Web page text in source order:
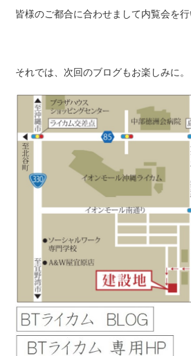
皆様のご都合に合わせまして内覧会を行
それでは、次回のブログもお楽しみに。